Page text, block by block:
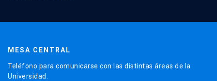
MESA CENTRAL
Teléfono para comunicarse con las distintas áreas de la
Universidad.